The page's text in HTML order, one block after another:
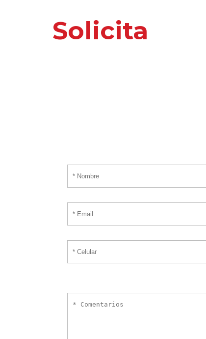
Solicita